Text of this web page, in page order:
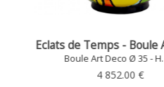
Eclats de Temps - Boule Art Deco
Boule Art Deco Ø 35 - H. 38
4 852.00 €